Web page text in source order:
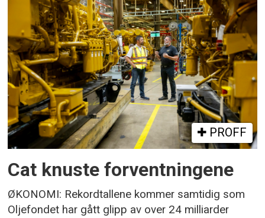
PROFF
Cat knuste forventningene
ØKONOMI: Rekordtallene kommer samtidig som
Oljefondet har gått glipp av over 24 milliarder